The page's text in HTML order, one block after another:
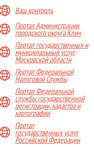
Ваш контроль
Портал Администрации
городского округа Клин
Портал государственных и
муниципальный услуг
Московской области
Портал Федеральной
Налоговой Службы
Портал Федеральной
службы государственной
регистрации, кадастра и
картографии
Портал
государственных услуг
Российской Федерации